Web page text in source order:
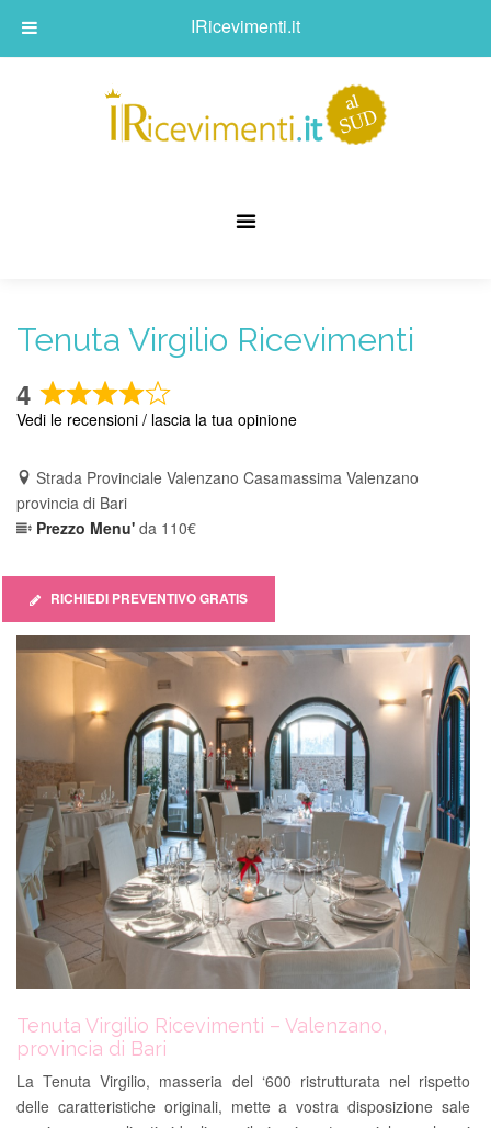
Tenuta Virgilio Ricevimenti
4 Rated
4
of
5
Vedi le recensioni / lascia la tua opinione
Strada Provinciale Valenzano Casamassima Valenzano
provincia di Bari
Prezzo Menu' da 110€
RICHIEDI PREVENTIVO GRATIS
Tenuta Virgilio Ricevimenti – Valenzano,
provincia di Bari
La Tenuta Virgilio, masseria del ‘600 ristrutturata nel rispetto
delle caratteristiche originali, mette a vostra disposizione sale
IRicevimenti.it